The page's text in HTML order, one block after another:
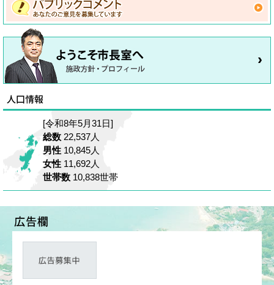
[令和8年5月31日]
総数 22,537人
男性 10,845人
女性 11,692人
世帯数 10,838世帯